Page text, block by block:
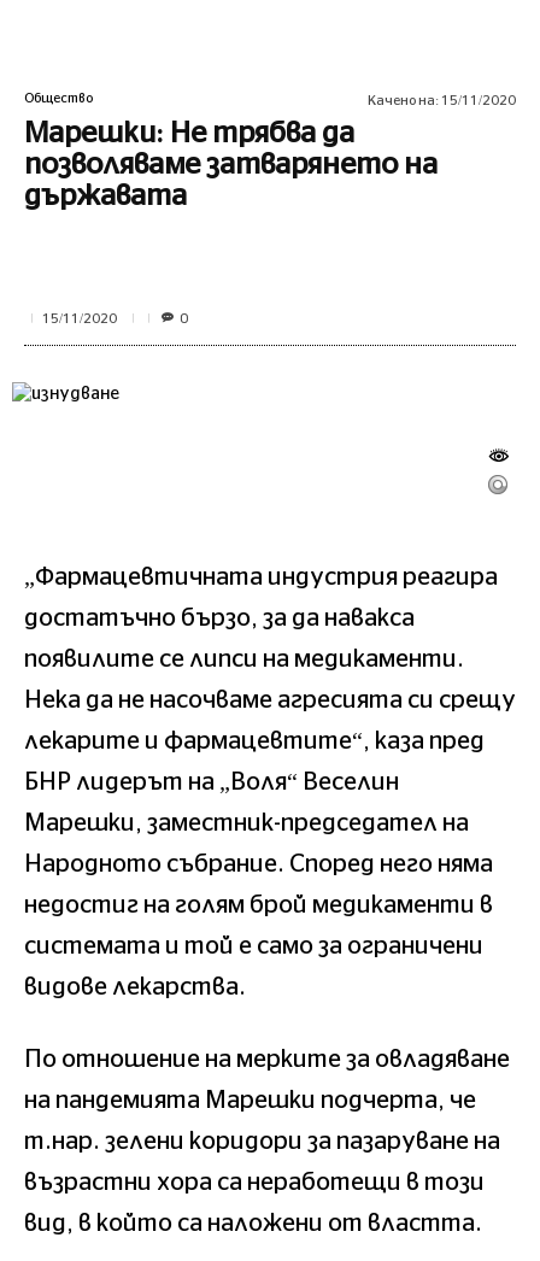
Общество Качено на: 15/11/2020
Марешки: Не трябва да
позволяваме затварянето на
държавата
15/11/2020 0
„Фармацевтичната индустрия реагира
достатъчно бързо, за да навакса
появилите се липси на медикаменти.
Нека да не насочваме агресията си срещу
лекарите и фармацевтите“, каза пред
БНР лидерът на „Воля“ Веселин
Марешки, заместник-председател на
Народното събрание. Според него няма
недостиг на голям брой медикаменти в
системата и той е само за ограничени
видове лекарства.
По отношение на мерките за овладяване
на пандемията Марешки подчерта, че
т.нар. зелени коридори за пазаруване на
възрастни хора са неработещи в този
вид, в който са наложени от властта.